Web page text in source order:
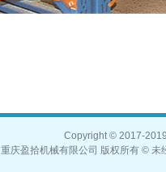
Copyright © 2017-
重庆盈拾机械有限公司 版权所有 ©